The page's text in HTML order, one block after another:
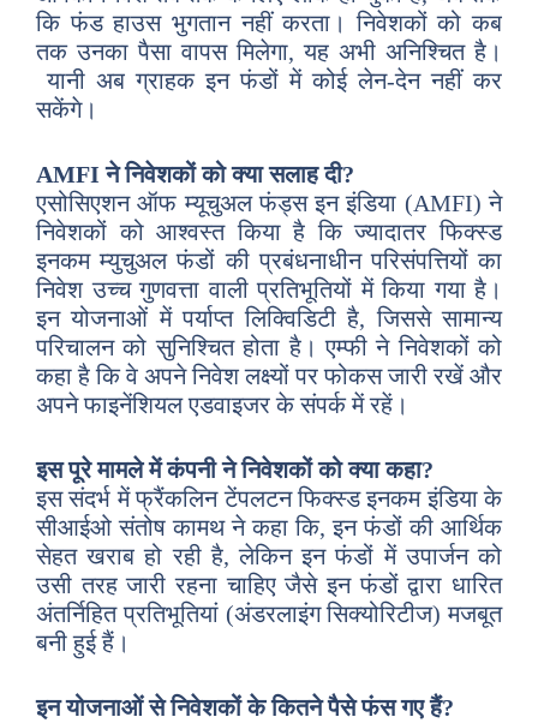
कि फंड हाउस भुगतान नहीं करता। निवेशकों को कब
तक उनका पैसा वापस मिलेगा, यह अभी अनिश्चित है।
यानी अब ग्राहक इन फंडों में कोई लेन-देन नहीं कर
सकेंगे।
AMFI ने निवेशकों को क्या सलाह दी?
एसोसिएशन ऑफ म्यूचुअल फंड्स इन इंडिया (AMFI) ने
निवेशकों को आश्वस्त किया है कि ज्यादातर फिक्स्ड
इनकम म्युचुअल फंडों की प्रबंधनाधीन परिसंपत्तियों का
निवेश उच्च गुणवत्ता वाली प्रतिभूतियों में किया गया है।
इन योजनाओं में पर्याप्त लिक्विडिटी है, जिससे सामान्य
परिचालन को सुनिश्चित होता है। एम्फी ने निवेशकों को
कहा है कि वे अपने निवेश लक्ष्यों पर फोकस जारी रखें और
अपने फाइनेंशियल एडवाइजर के संपर्क में रहें।
इस पूरे मामले में कंपनी ने निवेशकों को क्या कहा?
इस संदर्भ में फ्रैंकलिन टेंपलटन फिक्स्ड इनकम इंडिया के
सीआईओ संतोष कामथ ने कहा कि, इन फंडों की आर्थिक
सेहत खराब हो रही है, लेकिन इन फंडों में उपार्जन को
उसी तरह जारी रहना चाहिए जैसे इन फंडों द्वारा धारित
अंतर्निहित प्रतिभूतियां (अंडरलाइंग सिक्योरिटीज) मजबूत
बनी हुई हैं।
इन योजनाओं से निवेशकों के कितने पैसे फंस गए हैं?